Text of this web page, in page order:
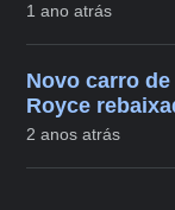
1 ano atrás
Novo carro
Royce
2 anos atrás